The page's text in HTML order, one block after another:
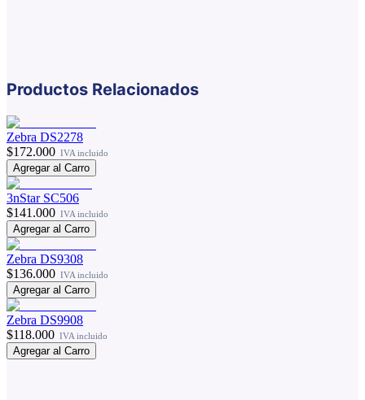
Productos Relacionados
Zebra DS2278
$172.000 IVA incluido
Agregar al Carro
3nStar SC506
$141.000 IVA incluido
Agregar al Carro
Zebra DS9308
$136.000 IVA incluido
Agregar al Carro
Zebra DS9908
$118.000 IVA incluido
Agregar al Carro